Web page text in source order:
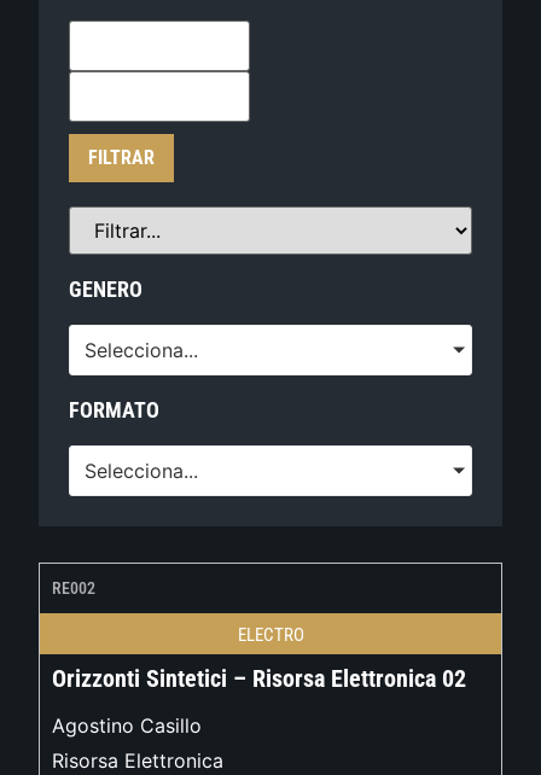
FILTRAR
GENERO
Selecciona...
FORMATO
Selecciona...
RE002
ELECTRO
Orizzonti Sintetici – Risorsa Elettronica 02
Agostino Casillo
Risorsa Elettronica